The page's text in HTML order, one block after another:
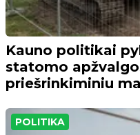
Kauno politikai
statomo
priešrinkiminiu
POLITIKA